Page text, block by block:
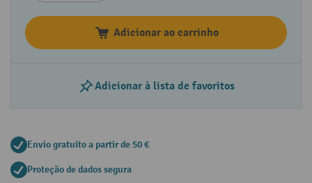
Adicionar ao carrinho
Adicionar à lista de favoritos
Envio gratuito a partir de 50 €
Proteção de dados segura